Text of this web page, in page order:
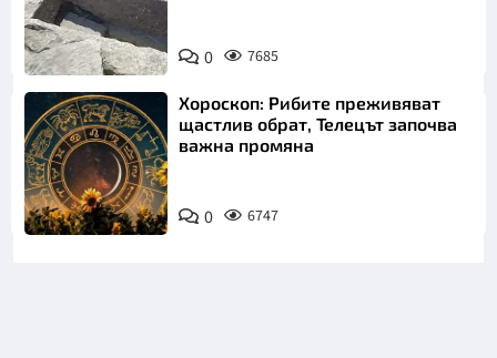
Снимка:
Bulgaria ON
AIR
0 7685
Хороскоп: Рибите преживяват
щастлив обрат, Телецът започва
важна промяна
0 6747